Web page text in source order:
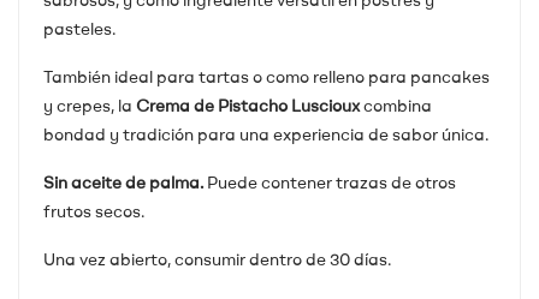
pasteles.
También ideal para tartas o como relleno para pancakes
y crepes, la Crema de Pistacho Lusciouxcombina
bondad y tradición para una experiencia de sabor única.
Sin aceite de palma. Puede contener trazas de otros
frutos secos.
Una vez abierto, consumir dentro de 30 días.